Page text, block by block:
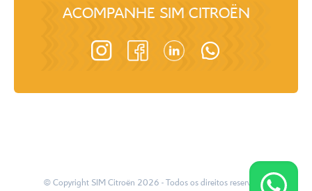
ACOMPANHE SIM CITROËN
© Copyright SIM Citroën 2026 - Todos os direitos reservados